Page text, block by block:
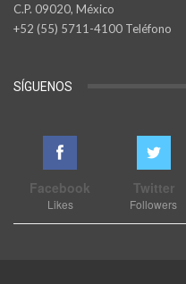
C.P. 09020, México
+52 (55) 5711-4100 Teléfono
SÍGUENOS
Facebook
Likes
Twitter
Followers